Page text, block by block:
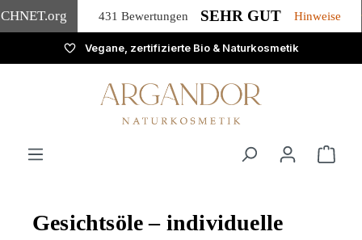
.org 431 Bewertungen SEHR GUT Hinweise
Zum Hauptinhalt springenVegane, zertifizierte Bio & Naturkosmetik
Gesichtsöle – individuelle